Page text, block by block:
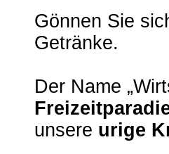
Gönnen Sie
Getränke.
Der Name
unsere urige